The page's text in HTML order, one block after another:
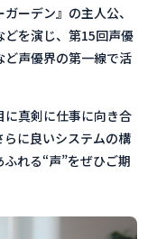
ーデン』の主人公、
どを演じ、第15回声優
声優界の第一線で活
真剣に仕事に向き合
に良いシステムの構
れる“声”をぜひご期